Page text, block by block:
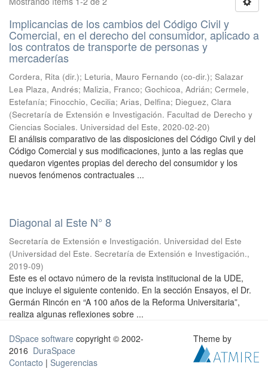
Implicancias de los cambios del Código Civil y
Comercial, en el derecho del consumidor, aplicado a
los contratos de transporte de personas y
mercaderías
Cordera, Rita (dir.); Leturia, Mauro Fernando (co-dir.); Salazar
Lea Plaza, Andrés; Malizia, Franco; Gochicoa, Adrián; Cermele,
Estefanía; Finocchio, Cecilia; Arias, Delfina; Dieguez, Clara
(Secretaría de Extensión e Investigación. Facultad de Derecho y
Ciencias Sociales. Universidad del Este, 2020-02-20)
El análisis comparativo de las disposiciones del Código Civil y del
Código Comercial y sus modificaciones, junto a las reglas que
quedaron vigentes propias del derecho del consumidor y los
nuevos fenómenos contractuales ...
Diagonal al Este N° 8
Secretaría de Extensión e Investigación. Universidad del Este
(Universidad del Este. Secretaría de Extensión e Investigación.,
2019-09)
Este es el octavo número de la revista institucional de la UDE,
que incluye el siguiente contenido. En la sección Ensayos, el Dr.
Germán Rincón en “A 100 años de la Reforma Universitaria”,
realiza algunas reflexiones sobre ...
DSpace software copyright © 2002-
2016 DuraSpace
Contacto | Sugerencias
Theme by